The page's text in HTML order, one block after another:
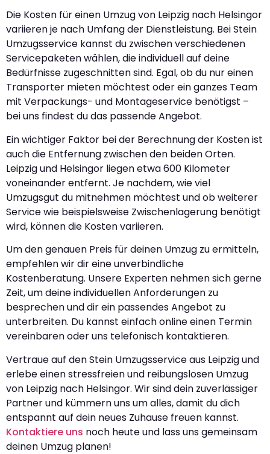
Die Kosten für einen Umzug von Leipzig nach Helsingor
variieren je nach Umfang der Dienstleistung. Bei Stein
Umzugsservice kannst du zwischen verschiedenen
Servicepaketen wählen, die individuell auf deine
Bedürfnisse zugeschnitten sind. Egal, ob du nur einen
Transporter mieten möchtest oder ein ganzes Team
mit Verpackungs- und Montageservice benötigst –
bei uns findest du das passende Angebot.
Ein wichtiger Faktor bei der Berechnung der Kosten ist
auch die Entfernung zwischen den beiden Orten.
Leipzig und Helsingor liegen etwa 600 Kilometer
voneinander entfernt. Je nachdem, wie viel
Umzugsgut du mitnehmen möchtest und ob weiterer
Service wie beispielsweise Zwischenlagerung benötigt
wird, können die Kosten variieren.
Um den genauen Preis für deinen Umzug zu ermitteln,
empfehlen wir dir eine unverbindliche
Kostenberatung. Unsere Experten nehmen sich gerne
Zeit, um deine individuellen Anforderungen zu
besprechen und dir ein passendes Angebot zu
unterbreiten. Du kannst einfach online einen Termin
vereinbaren oder uns telefonisch kontaktieren.
Vertraue auf den Stein Umzugsservice aus Leipzig und
erlebe einen stressfreien und reibungslosen Umzug
von Leipzig nach Helsingor. Wir sind dein zuverlässiger
Partner und kümmern uns um alles, damit du dich
entspannt auf dein neues Zuhause freuen kannst.
Kontaktiere uns noch heute und lass uns gemeinsam
deinen Umzug planen!